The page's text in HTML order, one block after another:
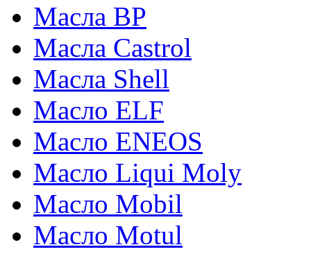
Масла BP
Масла Castrol
Масла Shell
Масло ELF
Масло ENEOS
Масло Liqui Moly
Масло Mobil
Масло Motul